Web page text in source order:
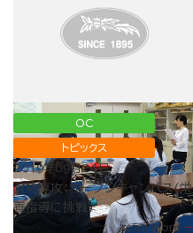
OC
トピックス
2019年09月24日
食物専攻：オープンキャンパス(栄
養指導に挑戦)
read more